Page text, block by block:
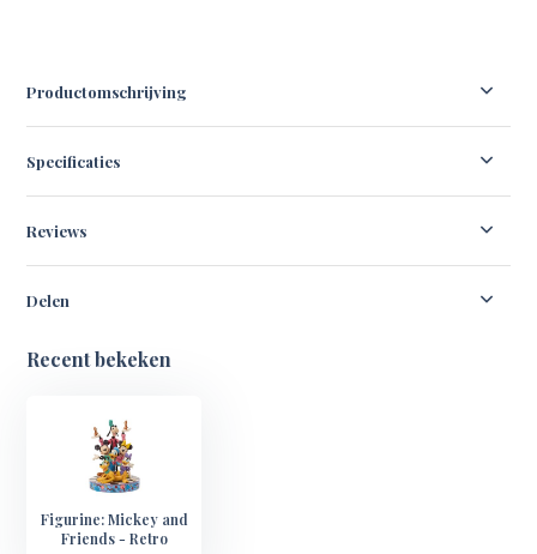
Productomschrijving
Specificaties
Reviews
Delen
Recent bekeken
Figurine: Mickey and
Friends - Retro